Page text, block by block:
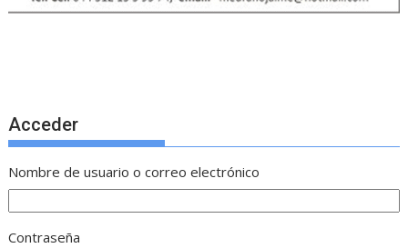
Acceder
Nombre de usuario o correo electrónico
Contraseña